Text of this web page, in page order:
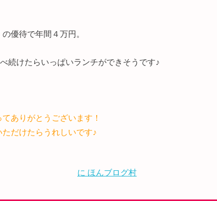
優待で年間４万円。
続けたらいっぱいランチができそうです♪
ありがとうございます！
だけたらうれしいです♪
に ほんブログ村